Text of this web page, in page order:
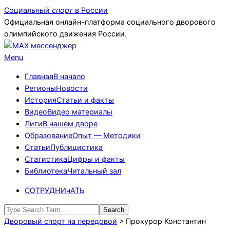
Skip
to
content
Социальный спорт в России
Официальная онлайн-платформа социального дворового
олимпийского движения России.
Primary
Menu
Menu
ГлавнаяВ начало
РегионыНовости
ИсторияСтатьи и факты
ВидеоВидео материалы
ЛигиВ нашем дворе
ОбразованиеОпыт — Методики
СтатьиПублицистика
СтатистикаЦифры и факты
БиблиотекаЧитальный зал
СОТРУДНИчАТЬ
Search
Дворовый спорт на передовой > Прокурор Константин